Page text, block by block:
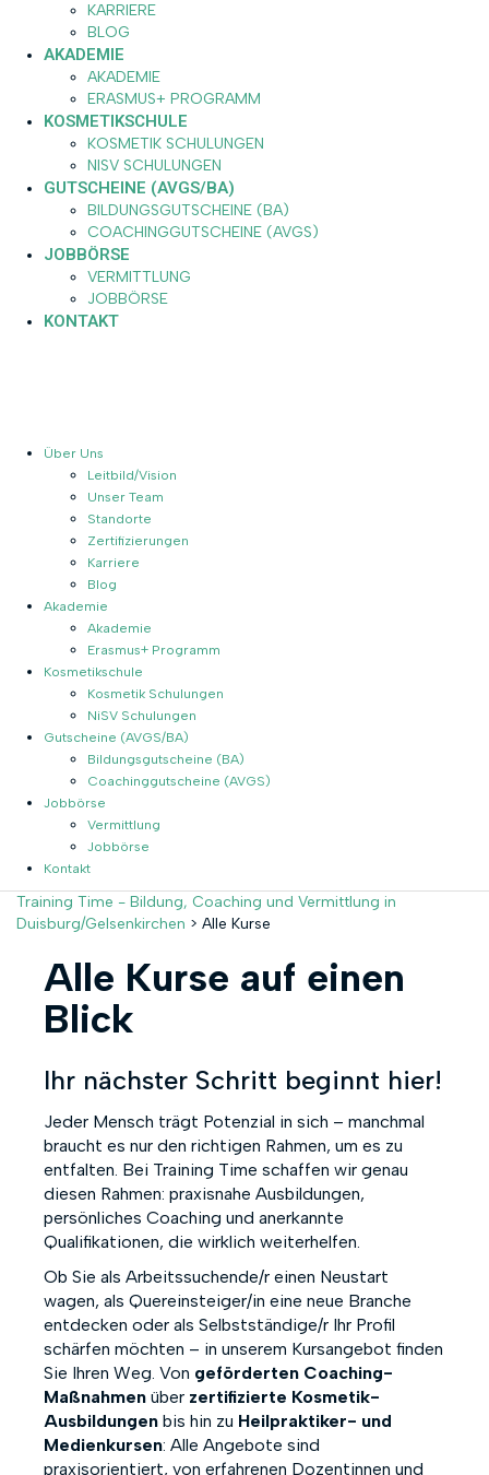
KARRIERE
BLOG
AKADEMIE
AKADEMIE
ERASMUS+ PROGRAMM
KOSMETIKSCHULE
KOSMETIK SCHULUNGEN
NISV SCHULUNGEN
GUTSCHEINE (AVGS/BA)
BILDUNGSGUTSCHEINE (BA)
COACHINGGUTSCHEINE (AVGS)
JOBBÖRSE
VERMITTLUNG
JOBBÖRSE
KONTAKT
Über Uns
Leitbild/Vision
Unser Team
Standorte
Zertifizierungen
Karriere
Blog
Akademie
Akademie
Erasmus+ Programm
Kosmetikschule
Kosmetik Schulungen
NiSV Schulungen
Gutscheine (AVGS/BA)
Bildungsgutscheine (BA)
Coachinggutscheine (AVGS)
Jobbörse
Vermittlung
Jobbörse
Kontakt
Training Time - Bildung, Coaching und Vermittlung in
Duisburg/Gelsenkirchen > Alle Kurse
Alle Kurse auf einen
Blick
Ihr nächster Schritt beginnt hier!
Jeder Mensch trägt Potenzial in sich – manchmal
braucht es nur den richtigen Rahmen, um es zu
entfalten. Bei Training Time schaffen wir genau
diesen Rahmen: praxisnahe Ausbildungen,
persönliches Coaching und anerkannte
Qualifikationen, die wirklich weiterhelfen.
Ob Sie als Arbeitssuchende/r einen Neustart
wagen, als Quereinsteiger/in eine neue Branche
entdecken oder als Selbstständige/r Ihr Profil
schärfen möchten – in unserem Kursangebot finden
Sie Ihren Weg. Von geförderten Coaching-
Maßnahmen über zertifizierte Kosmetik-
Ausbildungen bis hin zu Heilpraktiker- und
Medienkursen: Alle Angebote sind
praxisorientiert, von erfahrenen Dozentinnen und